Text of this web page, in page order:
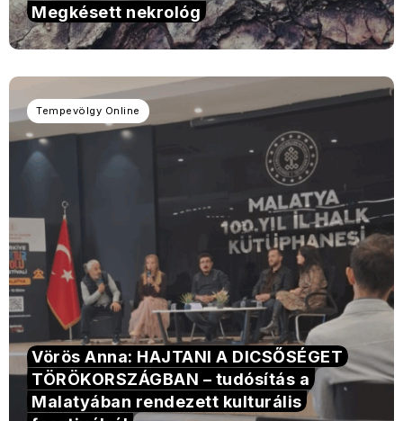
Megkésett nekrológ
Tempevölgy Online
Vörös Anna: HAJTANI A DICSŐSÉGET
TÖRÖKORSZÁGBAN – tudósítás a
Malatyában rendezett kulturális